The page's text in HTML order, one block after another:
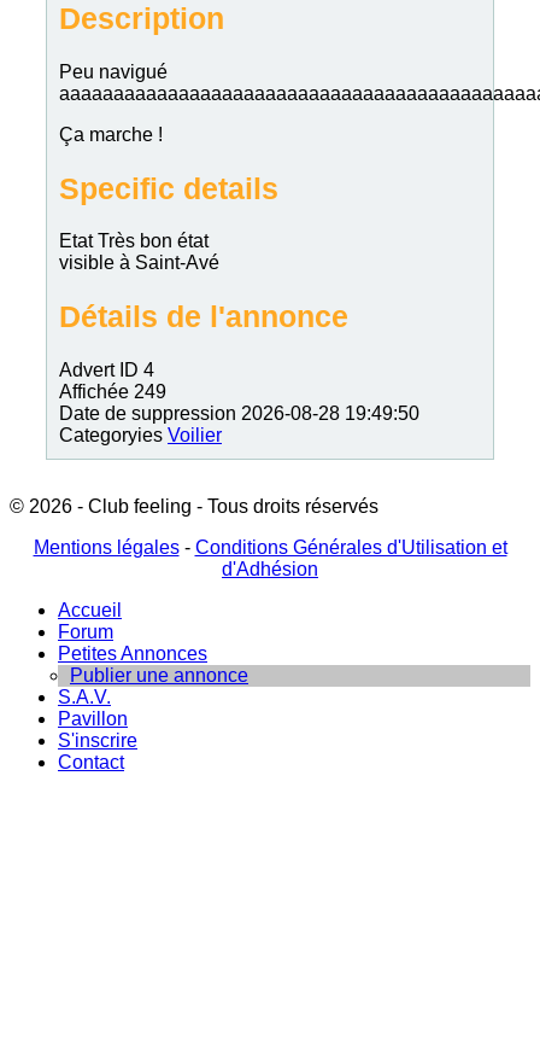
Description
Peu navigué
Ça marche !
Specific details
Etat Très bon état
visible à Saint-Avé
Détails de l'annonce
Advert ID 4
Affichée 249
Date de suppression 2026-08-28 19:49:50
Categoryies Voilier
© 2026 - Club feeling - Tous droits réservés
Mentions légales- Conditions Générales d'Utilisation et
d'Adhésion
Accueil
Forum
Petites Annonces
Publier une annonce
S.A.V.
Pavillon
S'inscrire
Contact